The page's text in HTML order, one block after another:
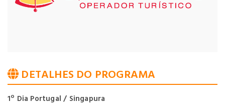
DETALHES DO PROGRAMA
1º Dia Portugal / Singapura